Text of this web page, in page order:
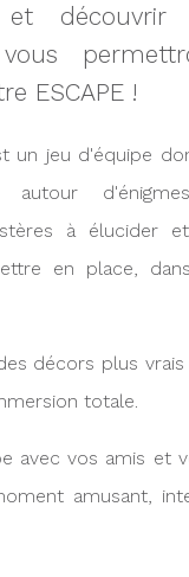
et découvrir
ESCAPE !
un jeu d'équipe
autour
à élucider
en place,
décors plus vrais
totale.
avec vos amis et
amusant,